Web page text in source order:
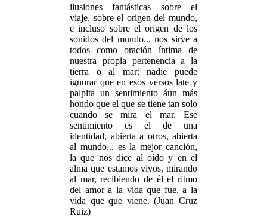
ilusiones fantásticas sobre el
viaje, sobre el origen del mundo,
e incluso sobre el origen de los
sonidos del mundo... nos sirve a
todos como oración íntima de
nuestra propia pertenencia a la
tierra o al mar; nadie puede
ignorar que en esos versos late y
palpita un sentimiento áun más
hondo que el que se tiene tan solo
cuando se mira el mar. Ese
sentimiento es el de una
identidad, abierta a otros, abierta
al mundo... es la mejor canción,
la que nos dice al oído y en el
alma que estamos vivos, mirando
al mar, recibiendo de él el ritmo
del amor a la vida que fue, a la
vida que que viene. (Juan Cruz
Ruiz)